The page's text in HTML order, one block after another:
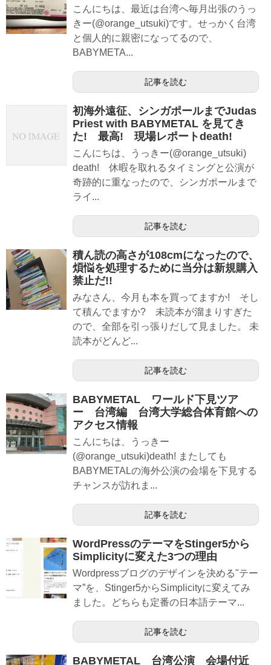
こんにちは、最近は台湾へ毎月出張のうっ
きー(@orange_utsuki)です。せっかく台湾
と個人的に親密になってるので、
BABYMETA...
記事を読む
初海外遠征、シンガポールまでJudas
Priest with BABYMETAL を見てき
た! 最高! 現場レポートdeath!
こんにちは、うっきー(@orange_utsuki)
death! 休暇を取れるタイミングと公演が
奇跡的に重なったので、シンガポールまで
ライ...
記事を読む
積ん読の高さが108cmになったので、
煩悩を処理するために当分は新規購入
禁止だ!!
みなさん、今月も本を買ってますか! そし
て積んでますか? 未読本が溜まりすぎた
ので、全部を引っ張りだして見ました。 未
読本がどんど...
記事を読む
BABYMETAL ワールド下見ツア
ー 台湾編 台湾大学総合体育館への
アクセス情報
こんにちは、うっきー
(@orange_utsuki)death! またしても
BABYMETALの海外公演の会場を下見する
チャンスが訪れま...
記事を読む
WordPressのテーマをStinger5から
Simplicityに変えた3つの理由
Wordpressブログのデザインを決める"テー
マ”を、Stinger5からSimplicityに変えてみ
ました。どちらも定番の日本語テーマ...
記事を読む
BABYMETAL 台湾公演 会場付近